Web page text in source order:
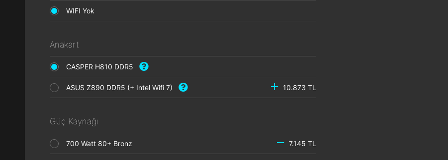
WIFI Yok
Anakart
CASPER H810 DDR5
ASUS Z890 DDR5 (+ Intel Wifi 7) 10.873 TL
Güç Kaynağı
700 Watt 80+ Bronz 7.145 TL